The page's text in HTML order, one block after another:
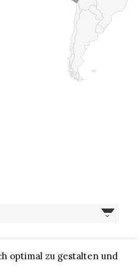
optimal zu gestalten und